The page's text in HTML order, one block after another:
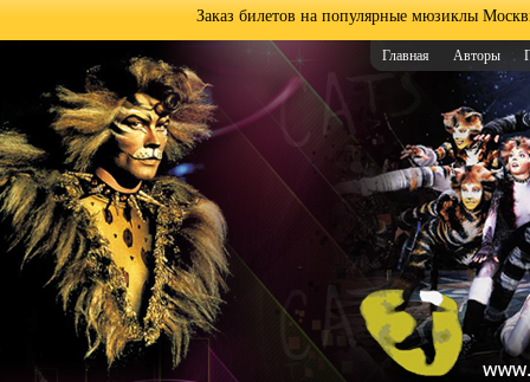
Заказ билетов на популярные мюзиклы
Главная Авторы